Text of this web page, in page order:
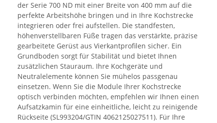
der Serie 700 ND mit einer Breite von 400 mm auf die
perfekte Arbeitshöhe bringen und in Ihre Kochstrecke
integrieren oder frei aufstellen. Die standfesten,
höhenverstellbaren Füße tragen das verstärkte, präzise
gearbeitete Gerüst aus Vierkantprofilen sicher. Ein
Grundboden sorgt für Stabilität und bietet Ihnen
zusätzlichen Stauraum. Ihre Kochgeräte und
Neutralelemente können Sie mühelos passgenau
einsetzen. Wenn Sie die Module Ihrer Kochstrecke
optisch verbinden möchten, empfehlen wir Ihnen einen
Aufsatzkamin für eine einheitliche, leicht zu reinigende
Rückseite (SL993204/GTIN 4062125027511). Für Ihre